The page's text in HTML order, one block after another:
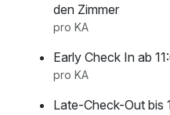
den Zimmer
pro KA
Early Check In ab
pro KA
Late-Check-Out bis